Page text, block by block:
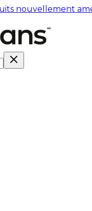
nouvellement